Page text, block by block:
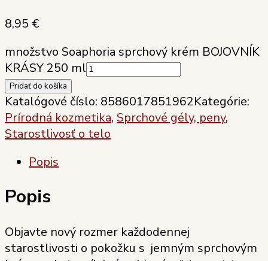
8,95 €
množstvo Soaphoria sprchový krém BOJOVNÍK
KRÁSY 250 ml
Pridať do košíka
Katalógové číslo: 8586017851962Kategórie:
Prírodná kozmetika, Sprchové gély, peny,
Starostlivosť o telo
Popis
Popis
Objavte nový rozmer každodennej
starostlivosti o pokožku s jemným sprchovým